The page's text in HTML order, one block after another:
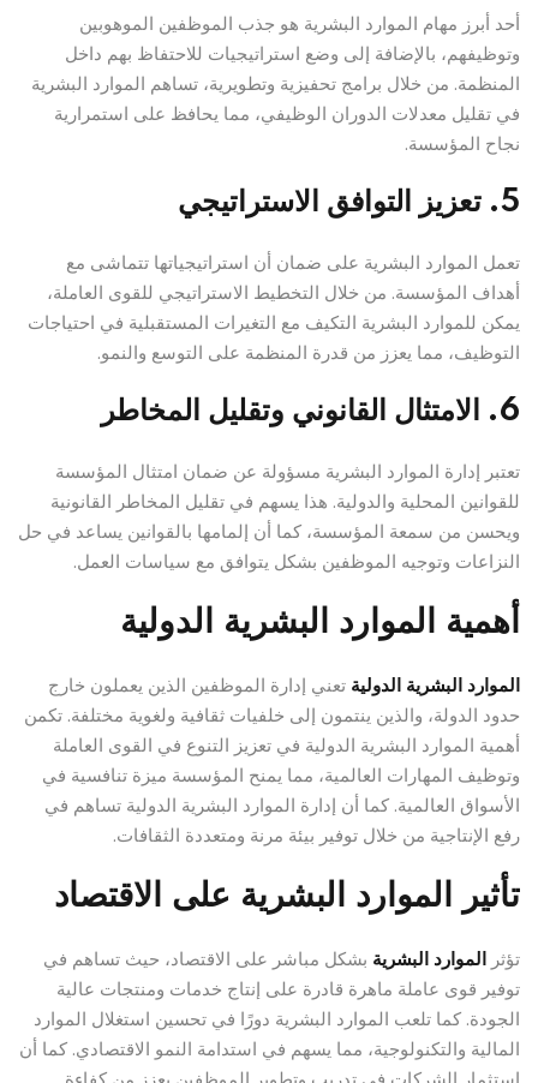
أحد أبرز مهام الموارد البشرية هو جذب الموظفين الموهوبين
وتوظيفهم، بالإضافة إلى وضع استراتيجيات للاحتفاظ بهم داخل
المنظمة. من خلال برامج تحفيزية وتطويرية، تساهم الموارد البشرية
في تقليل معدلات الدوران الوظيفي، مما يحافظ على استمرارية
نجاح المؤسسة.
5. تعزيز التوافق الاستراتيجي
تعمل الموارد البشرية على ضمان أن استراتيجياتها تتماشى مع
أهداف المؤسسة. من خلال التخطيط الاستراتيجي للقوى العاملة،
يمكن للموارد البشرية التكيف مع التغيرات المستقبلية في احتياجات
التوظيف، مما يعزز من قدرة المنظمة على التوسع والنمو.
6. الامتثال القانوني وتقليل المخاطر
تعتبر إدارة الموارد البشرية مسؤولة عن ضمان امتثال المؤسسة
للقوانين المحلية والدولية. هذا يسهم في تقليل المخاطر القانونية
ويحسن من سمعة المؤسسة، كما أن إلمامها بالقوانين يساعد في حل
النزاعات وتوجيه الموظفين بشكل يتوافق مع سياسات العمل.
أهمية الموارد البشرية الدولية
الموارد البشرية الدولية تعني إدارة الموظفين الذين يعملون خارج
حدود الدولة، والذين ينتمون إلى خلفيات ثقافية ولغوية مختلفة. تكمن
أهمية الموارد البشرية الدولية في تعزيز التنوع في القوى العاملة
وتوظيف المهارات العالمية، مما يمنح المؤسسة ميزة تنافسية في
الأسواق العالمية. كما أن إدارة الموارد البشرية الدولية تساهم في
رفع الإنتاجية من خلال توفير بيئة مرنة ومتعددة الثقافات.
تأثير الموارد البشرية على الاقتصاد
تؤثر الموارد البشرية بشكل مباشر على الاقتصاد، حيث تساهم في
توفير قوى عاملة ماهرة قادرة على إنتاج خدمات ومنتجات عالية
الجودة. كما تلعب الموارد البشرية دورًا في تحسين استغلال الموارد
المالية والتكنولوجية، مما يسهم في استدامة النمو الاقتصادي. كما أن